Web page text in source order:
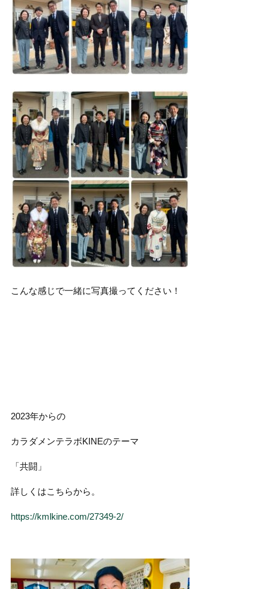
こんな感じで一緒に写真撮ってください！
2023年からの
カラダメンテラボKINEのテーマ
「共闘」
詳しくはこちらから。
https://kmlkine.com/27349-2/